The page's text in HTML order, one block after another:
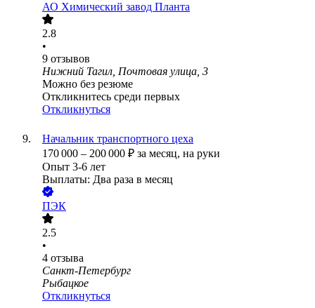
АО Химический завод Планта
2.8
•
9 отзывов
Нижний Тагил, Почтовая улица, 3
Можно без резюме
Откликнитесь среди первых
Откликнуться
Начальник транспортного цеха
170 000 – 200 000 ₽ за месяц, на руки
Опыт 3-6 лет
Выплаты: Два раза в месяц
ПЭК
2.5
•
4 отзыва
Санкт-Петербург
Рыбацкое
Откликнуться